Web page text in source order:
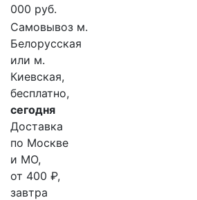
000 руб.
Самовывоз м.
Белорусская
или м.
Киевская,
бесплатно,
сегодня
Доставка
по Москве
и МО,
от 400 ₽,
завтра